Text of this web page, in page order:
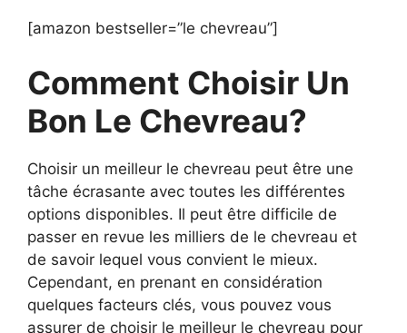
[amazon bestseller=”le chevreau”]
Comment Choisir Un
Bon Le Chevreau?
Choisir un meilleur le chevreau peut être une
tâche écrasante avec toutes les différentes
options disponibles. Il peut être difficile de
passer en revue les milliers de le chevreau et
de savoir lequel vous convient le mieux.
Cependant, en prenant en considération
quelques facteurs clés, vous pouvez vous
assurer de choisir le meilleur le chevreau pour